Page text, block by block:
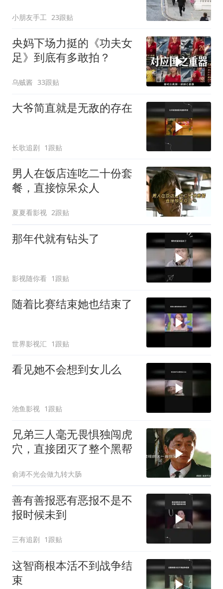
小朋友手工 23跟贴
央妈下场力挺的《功夫女
足》到底有多敢拍？
乌贼酱 33跟贴
大爷简直就是无敌的存在
长歌追剧 1跟贴
男人在饭店连吃二十份套
餐，直接惊呆众人
夏夏看影视 2跟贴
那年代就有钻头了
影视随你看 1跟贴
随着比赛结束她也结束了
世界影视汇 1跟贴
看见她不会想到女儿么
池鱼影视 1跟贴
兄弟三人毫无畏惧独闯虎
穴，直接团灭了整个黑帮
俞涛不光会做九转大肠
善有善报恶有恶报不是不
报时候未到
三有追剧 1跟贴
这智商根本活不到战争结
束